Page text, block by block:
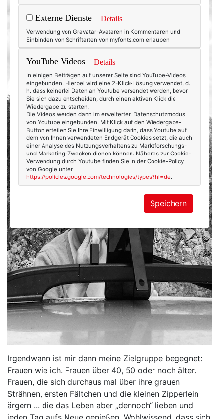
Irgendwann ist mir dann meine Zielgruppe begegnet:
Frauen wie ich. Frauen über 40, 50 oder noch älter.
Frauen, die sich durchaus mal über ihre grauen
Strähnen, ersten Fältchen und die kleinen Zipperlein
ärgern ... die das Leben aber „dennoch“ lieben und
jeden Tag aufs Neue genießen. Wohlwissend, dass sich
Externe Dienste Details
Verwendung von Gravatar-Avataren in Kommentaren und
Einbinden von Schriftarten von myfonts.com erlauben
YouTube Videos Details
In einigen Beiträgen auf unserer Seite sind YouTube-Videos
eingebunden. Hierbei wird eine 2-Klick-Lösung verwendet, d.
h. dass keinerlei Daten an Youtube versendet werden, bevor
Sie sich dazu entscheiden, durch einen aktiven Klick die
Wiedergabe zu starten.
Die Videos werden dann im erweiterten Datenschutzmodus
von Youtube eingebunden. Mit Klick auf den Wiedergabe-
Button erteilen Sie Ihre Einwilligung darin, dass Youtube auf
dem von Ihnen verwendeten Endgerät Cookies setzt, die auch
einer Analyse des Nutzungsverhaltens zu Marktforschungs-
und Marketing-Zwecken dienen können. Näheres zur Cookie-
Verwendung durch Youtube finden Sie in der Cookie-Policy
von Google unter
https://policies.google.com/technologies/types?hl=de.
Speichern